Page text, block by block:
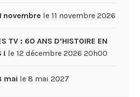
novembre le 11 novembre 2026
TV : 60 ANS D’HISTOIRE EN
! le 12 décembre 2026 20h00
mai le 8 mai 2027